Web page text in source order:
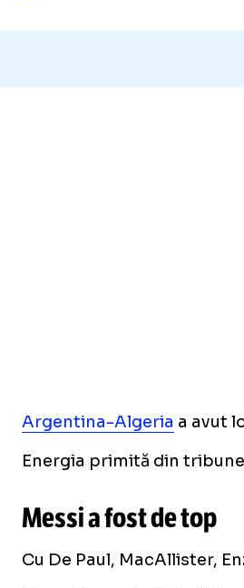
Argentina-Algeria a avut
Energia primită din
Messi a fost de top
Cu De Paul, MacAllister,